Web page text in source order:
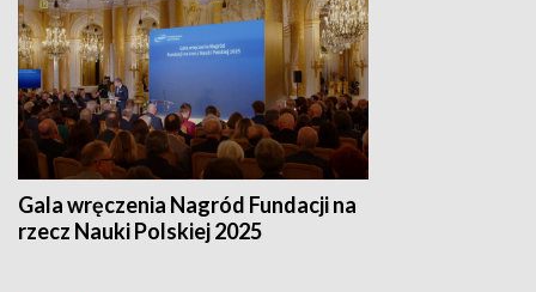
Gala wręczenia Nagród Fundacji na
rzecz Nauki Polskiej 2025